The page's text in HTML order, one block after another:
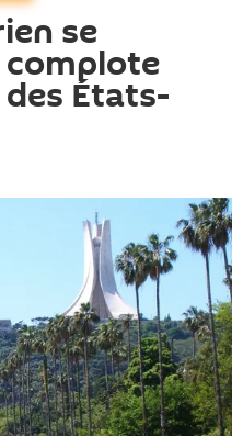
se
complote
des États-